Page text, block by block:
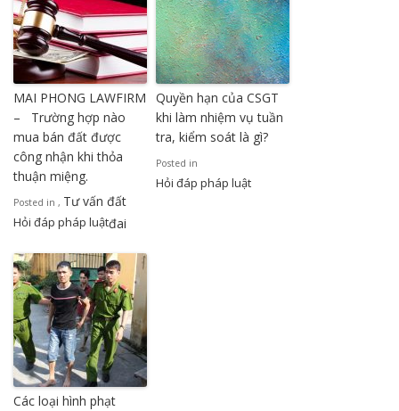
MAI PHONG LAWFIRM
– Trường hợp nào
mua bán đất được
công nhận khi thỏa
thuận miệng.
Posted in
Hỏi đáp pháp luật
, Tư vấn đất
đai
Quyền hạn của CSGT
khi làm nhiệm vụ tuần
tra, kiểm soát là gì?
Posted in
Hỏi đáp pháp luật
Các loại hình phạt